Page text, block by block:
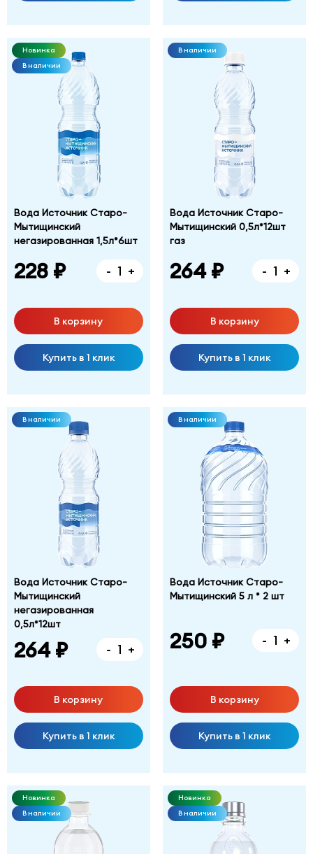
Новинка
В наличии
Вода Источник Старо-
Мытищинский
негазированная 1,5л*6шт
228 ₽ - +
В корзину
Купить в 1 клик
В наличии
Вода Источник Старо-
Мытищинский 0,5л*12шт
газ
264 ₽ - +
В корзину
Купить в 1 клик
В наличии
Вода Источник Старо-
Мытищинский
негазированная
0,5л*12шт
264 ₽ - +
В корзину
Купить в 1 клик
В наличии
Вода Источник Старо-
Мытищинский 5 л * 2 шт
250 ₽ - +
В корзину
Купить в 1 клик
Новинка
В наличии
Новинка
В наличии